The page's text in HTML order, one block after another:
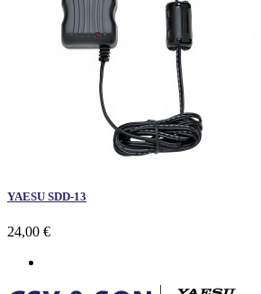
YAESU SDD-13
24,00 €